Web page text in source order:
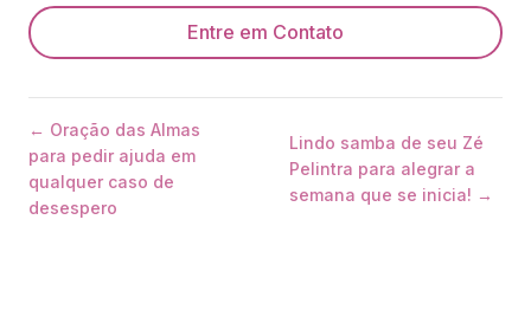
Entre em Contato
← Oração das Almas
para pedir ajuda em
qualquer caso de
desespero
Lindo samba de seu Zé
Pelintra para alegrar a
semana que se inicia! →